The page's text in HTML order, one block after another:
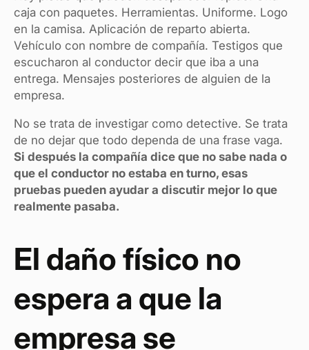
caja con paquetes. Herramientas. Uniforme. Logo
en la camisa. Aplicación de reparto abierta.
Vehículo con nombre de compañía. Testigos que
escucharon al conductor decir que iba a una
entrega. Mensajes posteriores de alguien de la
empresa.
No se trata de investigar como detective. Se trata
de no dejar que todo dependa de una frase vaga.
Si después la compañía dice que no sabe nada o
que el conductor no estaba en turno, esas
pruebas pueden ayudar a discutir mejor lo que
realmente pasaba.
El daño físico no
espera a que la
empresa se